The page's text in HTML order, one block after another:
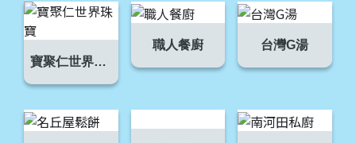
寶聚仁世界珠寶
職人餐廚 台灣G湯